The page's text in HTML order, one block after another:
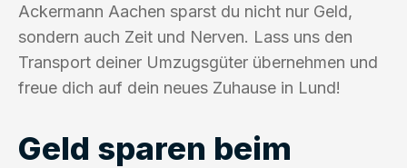
Ackermann Aachen sparst du nicht nur Geld,
sondern auch Zeit und Nerven. Lass uns den
Transport deiner Umzugsgüter übernehmen und
freue dich auf dein neues Zuhause in Lund!
Geld sparen beim